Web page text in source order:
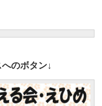
のボタン↓